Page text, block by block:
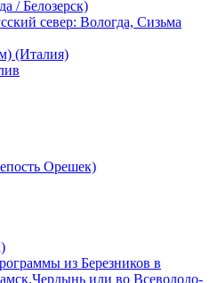
/ Белозерск)
север: Вологда, Сизьма
(Италия)
Орешек)
из Березников в
или во Всеволодо-